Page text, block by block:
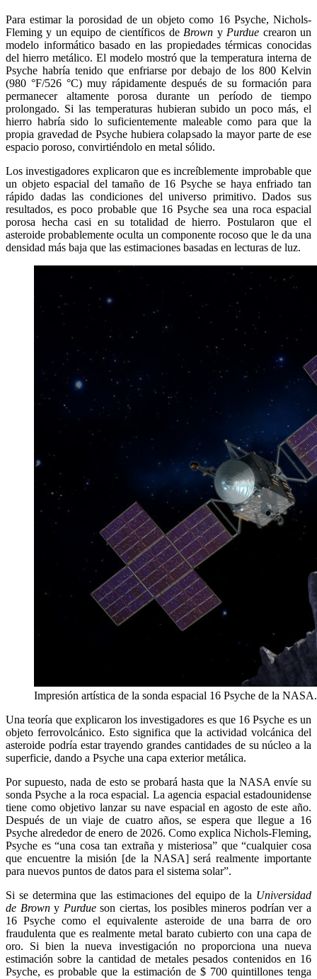
Para estimar la porosidad de un objeto como 16 Psyche, Nichols-
Fleming y un equipo de científicos de Brown y Purdue crearon un
modelo informático basado en las propiedades térmicas conocidas
del hierro metálico. El modelo mostró que la temperatura interna de
Psyche habría tenido que enfriarse por debajo de los 800 Kelvin
(980 °F/526 °C) muy rápidamente después de su formación para
permanecer altamente porosa durante un período de tiempo
prolongado. Si las temperaturas hubieran subido un poco más, el
hierro habría sido lo suficientemente maleable como para que la
propia gravedad de Psyche hubiera colapsado la mayor parte de ese
espacio poroso, convirtiéndolo en metal sólido.
Los investigadores explicaron que es increíblemente improbable que
un objeto espacial del tamaño de 16 Psyche se haya enfriado tan
rápido dadas las condiciones del universo primitivo. Dados sus
resultados, es poco probable que 16 Psyche sea una roca espacial
porosa hecha casi en su totalidad de hierro. Postularon que el
asteroide probablemente oculta un componente rocoso que le da una
densidad más baja que las estimaciones basadas en lecturas de luz.
Impresión artística de la sonda espacial 16 Psyche de la
Una teoría que explicaron los investigadores es que 16 Psyche es un
objeto ferrovolcánico. Esto significa que la actividad volcánica del
asteroide podría estar trayendo grandes cantidades de su núcleo a la
superficie, dando a Psyche una capa exterior metálica.
Por supuesto, nada de esto se probará hasta que la NASA envíe su
sonda Psyche a la roca espacial. La agencia espacial estadounidense
tiene como objetivo lanzar su nave espacial en agosto de este año.
Después de un viaje de cuatro años, se espera que llegue a 16
Psyche alrededor de enero de 2026. Como explica Nichols-Fleming,
Psyche es “una cosa tan extraña y misteriosa” que “cualquier cosa
que encuentre la misión [de la NASA] será realmente importante
para nuevos puntos de datos para el sistema solar”.
Si se determina que las estimaciones del equipo de la Universidad
de Browny Purdueson ciertas, los posibles mineros podrían ver a
16 Psyche como el equivalente asteroide de una barra de oro
fraudulenta que es realmente metal barato cubierto con una capa de
oro. Si bien la nueva investigación no proporciona una nueva
estimación sobre la cantidad de metales pesados ​​contenidos en 16
Psyche, es probable que la estimación de $ 700 quintillones tenga